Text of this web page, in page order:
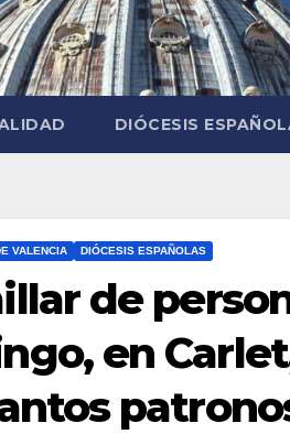
DIÓCESIS
VALENCIA DIÓCESIS ESPAÑOLAS
de
en